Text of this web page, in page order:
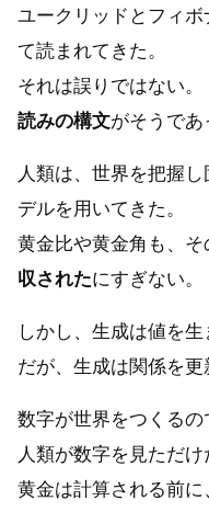
ユークリッドとフィ
て読まれてきた。
それは誤りではない。
読みの構文がそうであ
人類は、世界を把握
デルを用いてきた。
黄金比や黄金角も、そ
収されたにすぎない。
しかし、生成は値を生
だが、生成は関係を更
数字が世界をつくるの
人類が数字を見ただけ
黄金は計算される前に